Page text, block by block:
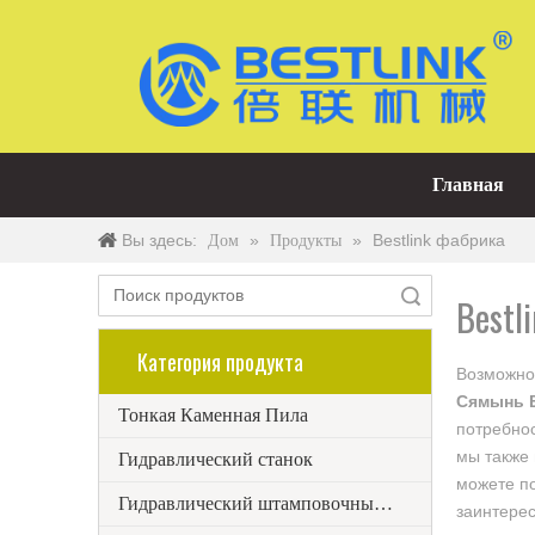
Главная
Вы здесь: Дом » Продукты » Bestlink фабрика
Категория продукта
Тонкая Каменная Пила
Гидравлический станок
Гидравлический штамповочный станок
Сямынь
мы также
можете